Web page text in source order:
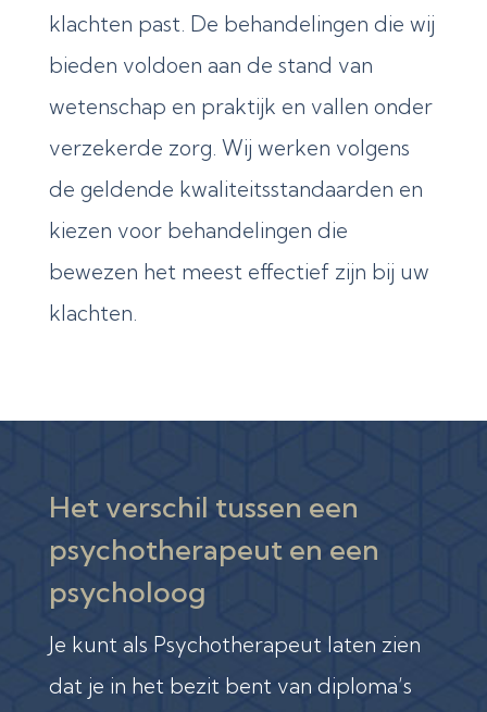
klachten past. De behandelingen die wij
bieden voldoen aan de stand van
wetenschap en praktijk en vallen onder
verzekerde zorg. Wij werken volgens
de geldende kwaliteitsstandaarden en
kiezen voor behandelingen die
bewezen het meest effectief zijn bij uw
klachten.
Het verschil tussen een
psychotherapeut en een
psycholoog
Je kunt als Psychotherapeut laten zien
dat je in het bezit bent van diploma’s